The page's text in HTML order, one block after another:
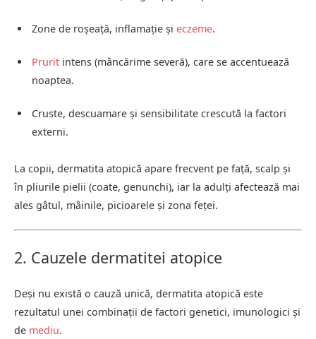
Zone de roșeață, inflamație și eczeme.
Prurit intens (mâncărime severă), care se accentuează
noaptea.
Cruste, descuamare și sensibilitate crescută la factori
externi.
La copii, dermatita atopică apare frecvent pe față, scalp și
în pliurile pielii (coate, genunchi), iar la adulți afectează mai
ales gâtul, mâinile, picioarele și zona feței.
2. Cauzele dermatitei atopice
Deși nu există o cauză unică, dermatita atopică este
rezultatul unei combinații de factori genetici, imunologici și
de mediu.